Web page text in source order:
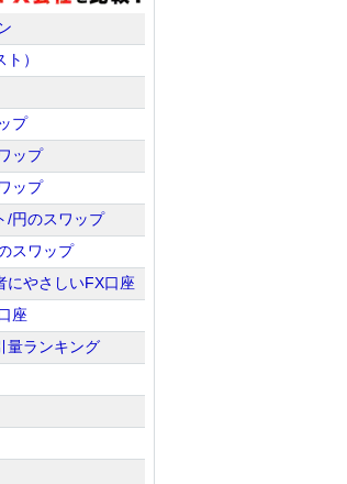
）
プ
ップ
ップ
/円のスワップ
スワップ
にやさしいFX口座
座
量ランキング